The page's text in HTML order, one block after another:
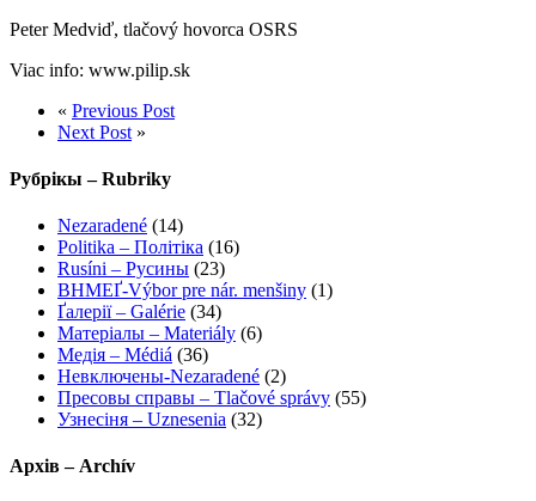
Peter Medviď, tlačový hovorca OSRS
Viac info: www.pilip.sk
« Previous Post
Next Post »
Рубрікы – Rubriky
Nezaradené (14)
Politika – Політіка (16)
Rusíni – Русины (23)
ВНМЕҐ-Výbor pre nár. menšiny (1)
Ґалерії – Galérie (34)
Матеріалы – Materiály (6)
Медія – Médiá (36)
Невключены-Nezaradené (2)
Пресовы справы – Tlačové správy (55)
Узнесіня – Uznesenia (32)
Архів – Archív